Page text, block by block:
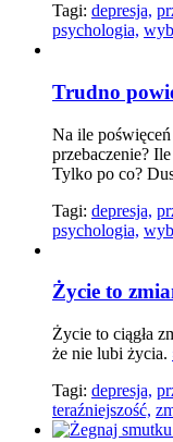
Tagi: depresja,
psychologia,
Trudno
Na ile
przebaczenie?
Tylko po co?
Tagi: depresja,
psychologia,
Życie to
Życie to ciągła
że nie lubi życia.
Tagi: depresja,
teraźniejszość,